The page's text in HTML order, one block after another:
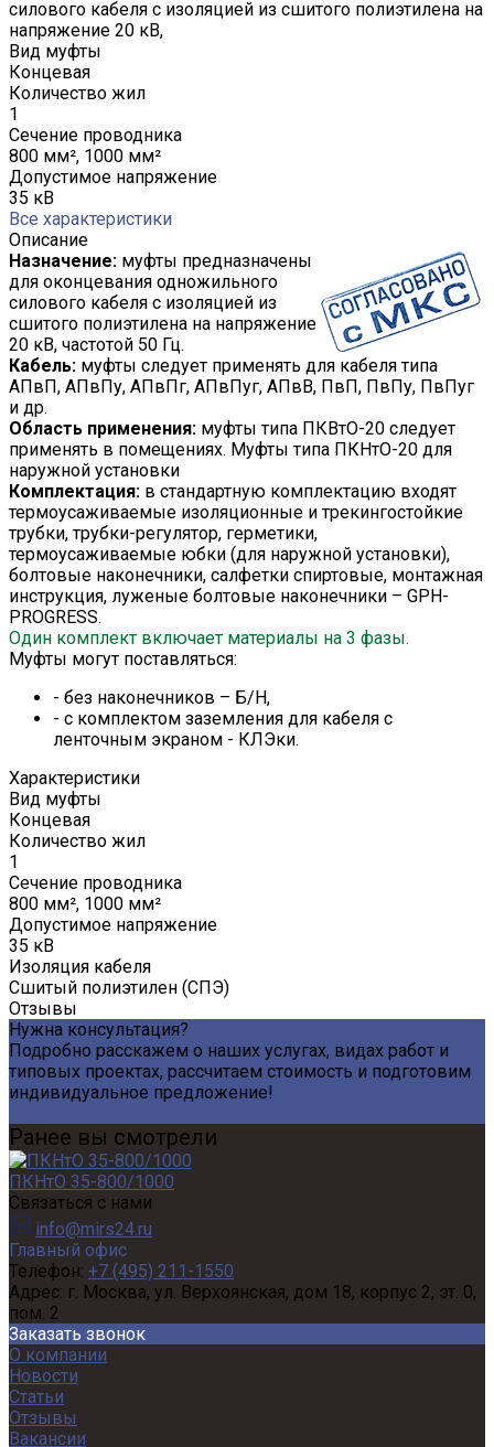
силового кабеля с изоляцией из сшитого полиэтилена на
напряжение 20 кВ,
Вид муфты
Концевая
Количество жил
1
Сечение проводника
800 мм², 1000 мм²
Допустимое напряжение
35 кВ
Все характеристики
Описание
Назначение: муфты предназначены
для оконцевания одножильного
силового кабеля с изоляцией из
сшитого полиэтилена на напряжение
20 кВ, частотой 50 Гц.
Кабель: муфты следует применять для кабеля типа
АПвП, АПвПу, АПвПг, АПвПуг, АПвВ, ПвП, ПвПу, ПвПуг
и др.
Область применения: муфты типа ПКВтО-20 следует
применять в помещениях. Муфты типа ПКНтО-20 для
наружной установки
Комплектация: в стандартную комплектацию входят
термоусаживаемые изоляционные и трекингостойкие
трубки, трубки-регулятор, герметики,
термоусаживаемые юбки (для наружной установки),
болтовые наконечники, салфетки спиртовые, монтажная
инструкция, луженые болтовые наконечники – GPH-
PROGRESS.
Один комплект включает материалы на 3 фазы.
Муфты могут поставляться:
- без наконечников – Б/Н,
- с комплектом заземления для кабеля с
ленточным экраном - КЛЭки.
Характеристики
Вид муфты
Концевая
Количество жил
1
Сечение проводника
800 мм², 1000 мм²
Допустимое напряжение
35 кВ
Изоляция кабеля
Сшитый полиэтилен (СПЭ)
Отзывы
Нужна консультация?
Подробно расскажем о наших услугах, видах работ и
типовых проектах, рассчитаем стоимость и подготовим
индивидуальное предложение!
Ранее вы смотрели
ПКНтО 35-800/1000
Связаться с нами
info@mirs24.ru
Главный офис
Телефон: +7 (495) 211-1550
Адрес: г. Москва, ул. Верхоянская, дом 18, корпус 2, эт. 0,
пом. 2
Заказать звонок
О компании
Новости
Статьи
Отзывы
Вакансии